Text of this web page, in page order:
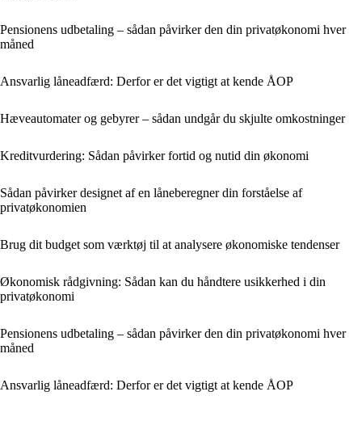
Pensionens udbetaling – sådan påvirker den din privatøkonomi hver
måned
Ansvarlig låneadfærd: Derfor er det vigtigt at kende ÅOP
Hæveautomater og gebyrer – sådan undgår du skjulte omkostninger
Kreditvurdering: Sådan påvirker fortid og nutid din økonomi
Sådan påvirker designet af en låneberegner din forståelse af
privatøkonomien
Brug dit budget som værktøj til at analysere økonomiske tendenser
Økonomisk rådgivning: Sådan kan du håndtere usikkerhed i din
privatøkonomi
Pensionens udbetaling – sådan påvirker den din privatøkonomi hver
måned
Ansvarlig låneadfærd: Derfor er det vigtigt at kende ÅOP